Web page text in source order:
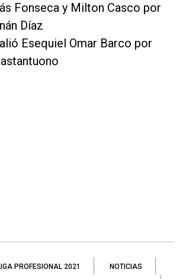
Fonseca y Milton Casco por
Díaz
Esequiel Omar Barco por
PROFESIONAL 2021 NOTICIAS